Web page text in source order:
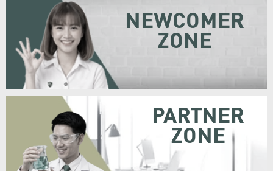
NEWCOMER
ZONE
PARTNER
ZONE